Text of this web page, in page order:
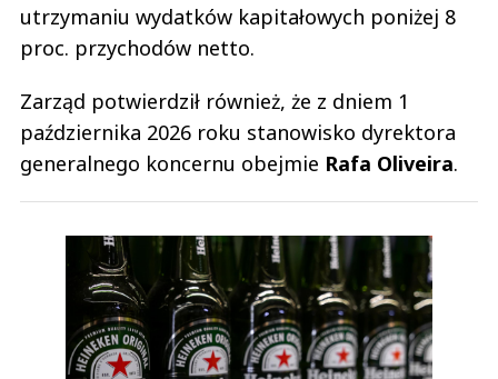
utrzymaniu wydatków kapitałowych poniżej 8
proc. przychodów netto.
Zarząd potwierdził również, że z dniem 1
października 2026 roku stanowisko dyrektora
generalnego koncernu obejmie Rafa Oliveira.